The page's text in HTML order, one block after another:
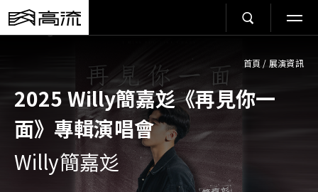
首頁 / 展演資訊
2025 Willy簡嘉彣《再見你一
面》專輯演唱會
Willy簡嘉彣